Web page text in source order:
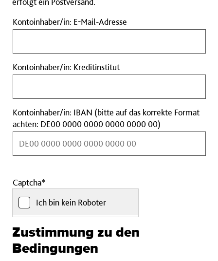
Kontoinhaber/in: E-Mail-Adresse
E-
Adresse
Kontoinhaber/in: KreditinstitutKontoinhaber/in:
Kreditinstitut
Kontoinhaber/in: IBAN (bitte auf das korrekte Format
achten: DE00 0000 0000 0000 0000 00)
IBAN
auf
Captcha*
Ich bin kein Roboter
Zustimmung zu den
Bedingungen